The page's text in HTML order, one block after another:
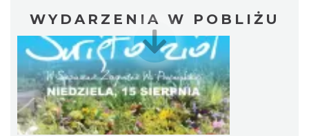
WYDARZENIA W POBLIŻU